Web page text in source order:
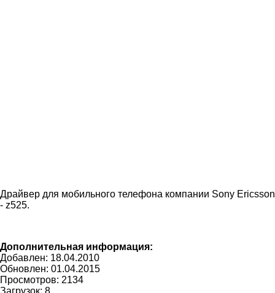
Драйвер для мобильного телефона компании Sony Ericsson
- z525.
Дополнительная информация:
Добавлен: 18.04.2010
Обновлен: 01.04.2015
Просмотров: 2134
Загрузок: 8